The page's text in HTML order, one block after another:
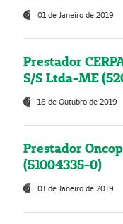
01 de Janeiro de 2019
Prestador
S/S Ltda-ME
18 de Outubro de 2019
Prestador
(51004335-0)
01 de Janeiro de 2019